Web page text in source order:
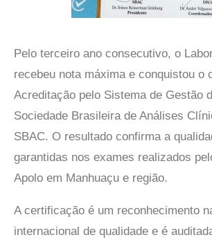
Pelo terceiro ano consecutivo, o
recebeu nota máxima e conquistou o
Acreditação pelo Sistema de Gestão
Sociedade Brasileira de Análises
SBAC. O resultado confirma a
garantidas nos exames realizados
Apolo em Manhuaçu e região.
A certificação é um reconhecimento
internacional de qualidade e é